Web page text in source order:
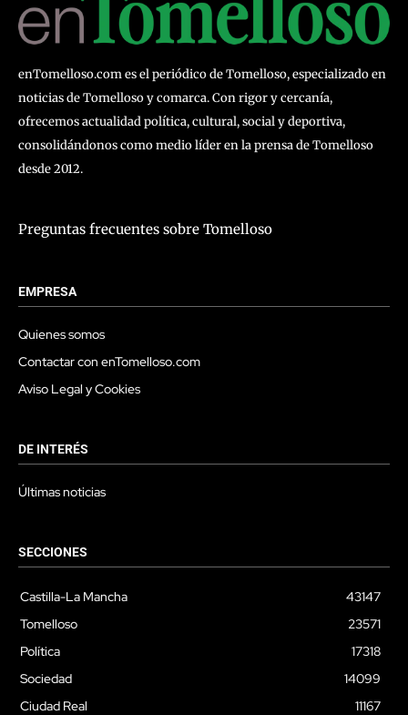
enTomelloso.com es el periódico de Tomelloso, especializado en
noticias de Tomelloso y comarca. Con rigor y cercanía,
ofrecemos actualidad política, cultural, social y deportiva,
consolidándonos como medio líder en la prensa de Tomelloso
desde 2012.
Preguntas frecuentes sobre Tomelloso
EMPRESA
Quienes somos
Contactar con enTomelloso.com
Aviso Legal y Cookies
DE INTERÉS
Últimas noticias
SECCIONES
Castilla-La Mancha
43147
Tomelloso
23571
Política
17318
Sociedad
14099
Ciudad Real
11167